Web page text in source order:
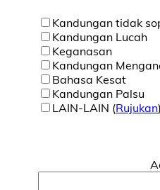
Kandungan tidak
Kandungan Lucah
Keganasan
Kandungan
Bahasa Kesat
Kandungan Palsu
LAIN-LAIN (Rujukan)